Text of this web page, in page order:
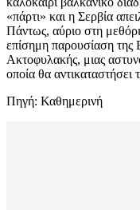
«πάρτι» και η Σερβία
Πάντως, αύριο στη
επίσημη παρουσίαση της
Ακτοφυλακής, μιας
οποία θα αντικαταστήσει
Πηγή: Καθημερινή